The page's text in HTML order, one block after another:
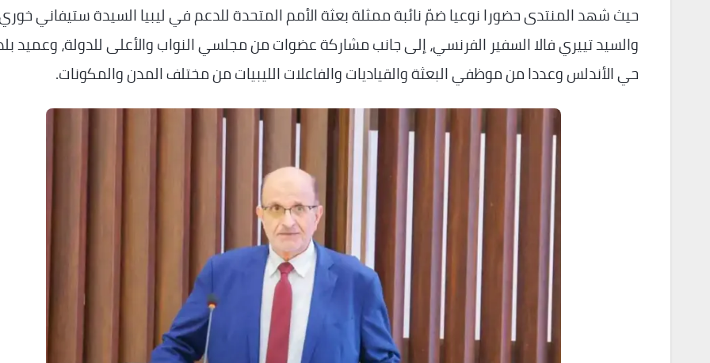
حيث شهد المنتدى حضورا نوعيا ضمّ نائبة ممثلة بعثة الأمم المتحدة للدعم في ليبيا السيدة ستيفاني
والسيد تييري فالا السفير الفرنسي، إلى جانب مشاركة عضوات من مجلسي النواب والأعلى للدولة، وعميد
حي الأندلس وعددا من موظفي البعثة والقياديات والفاعلات الليبيات من مختلف المدن والمكونات.